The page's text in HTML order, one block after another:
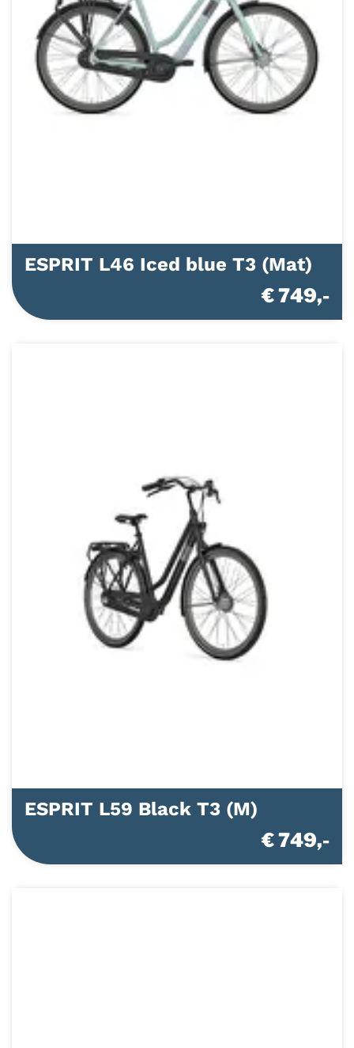
ESPRIT L46 Iced blue T3 (Mat)
€ 749,-
ESPRIT L59 Black T3 (M)
€ 749,-